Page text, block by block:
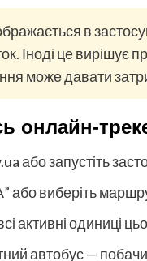
в
Іноді це вирішує
може давати
онлайн-
або запустіть
або виберіть
активні одиниці
автобус —